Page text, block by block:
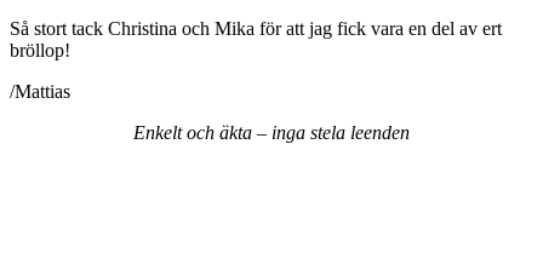
Så stort tack Christina och Mika för att jag fick vara en del av ert
bröllop!
/Mattias
Enkelt och äkta – inga stela leenden